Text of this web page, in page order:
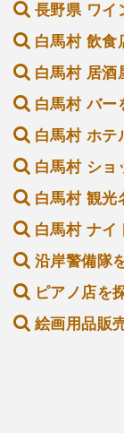
長野県 ワイ
白馬村 飲食
白馬村 居酒
白馬村 バー
白馬村 ホテ
白馬村 ショ
白馬村 観光
白馬村 ナイ
沿岸警備隊
ピアノ店を
絵画用品販